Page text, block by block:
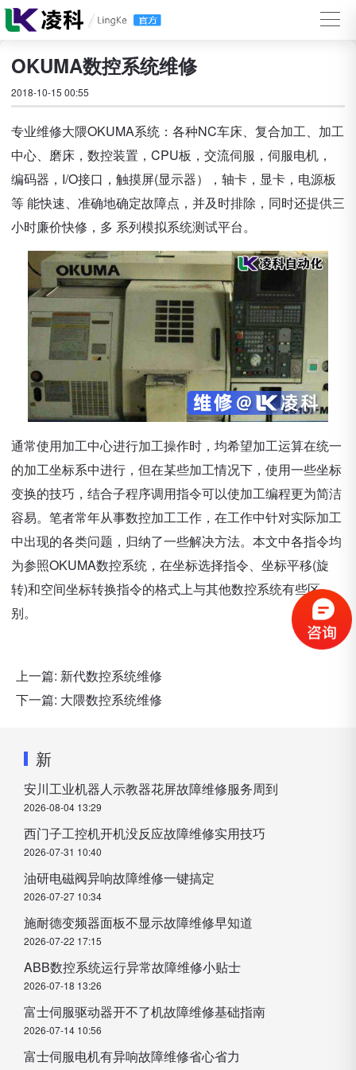
OKUMA数控系统维修
2018-10-15 00:55
专业维修大隈OKUMA系统：各种NC车床、复合加工、加工
中心、磨床，数控装置，CPU板，交流伺服，伺服电机，
编码器，I/O接口，触摸屏(显示器），轴卡，显卡，电源板
等 能快速、准确地确定故障点，并及时排除，同时还提供三
小时廉价快修，多 系列模拟系统测试平台。
通常使用加工中心进行加工操作时，均希望加工运算在统一
的加工坐标系中进行，但在某些加工情况下，使用一些坐标
变换的技巧，结合子程序调用指令可以使加工编程更为简洁
容易。笔者常年从事数控加工工作，在工作中针对实际加工
中出现的各类问题，归纳了一些解决方法。本文中各指令均
为参照OKUMA数控系统，在坐标选择指令、坐标平移(旋
转)和空间坐标转换指令的格式上与其他数控系统有些区
别。
上一篇: 新代数控系统维修
下一篇: 大隈数控系统维修
新
安川工业机器人示教器花屏故障维修服务周到
2026-08-04 13:29
西门子工控机开机没反应故障维修实用技巧
2026-07-31 10:40
油研电磁阀异响故障维修一键搞定
2026-07-27 10:34
施耐德变频器面板不显示故障维修早知道
2026-07-22 17:15
ABB数控系统运行异常故障维修小贴士
2026-07-18 13:26
富士伺服驱动器开不了机故障维修基础指南
2026-07-14 10:56
富士伺服电机有异响故障维修省心省力